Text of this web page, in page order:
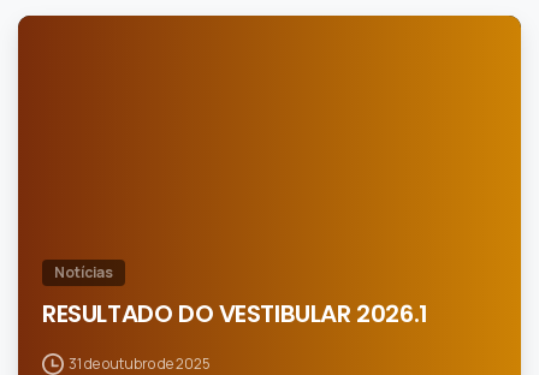
Notícias
RESULTADO DO VESTIBULAR 2026.1
31 de outubro de 2025